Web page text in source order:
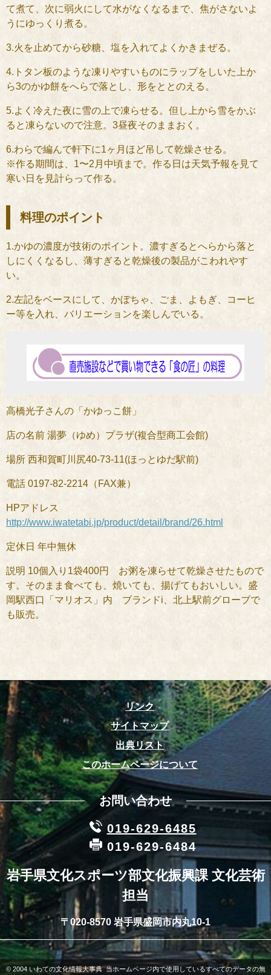
て煮て、次に弱火にして水がなくなるまで、焦がさないよ
うにゆっくり煮る。
3.火を止めてから砂糖、塩を入れてよくかきまぜる。
4.トタン板のような凍りやすいものにラップをしいた上か
ら3のかゆ餅をへらで落とし、形をととのえる。
5.よく冷えた夜に雪の上で凍らせる。但し上から雪をかぶ
ると凍らないので注意。3昼夜そのままおく。
6.わらで編んで軒下に1ヶ月ほど吊して乾燥させる。
※作る期間は、1〜2月中頃まで。作る日は天気予報を見て
寒い日を見計らって作る。
料理のポイント
1.かゆの濃度が技術のポイント。濃すぎるとへらから落と
しにくくなるし、薄すぎると乾燥後の製品がこわれやす
い。
2.左記をベースにして、かぼちゃ、ごま、よもぎ、コーヒ
ー等を入れ、バリエーションを楽しんでいる。
高橋光子さんの「かゆっこ餅」
店の名前 湯夢（ゆめ）プラザ(複合型商工会館)
場所 西和賀町川尻40-73-11(ほっとゆだ駅前)
電話 0197-82-2214（FAX兼）
HPアドレス
http://www.iwatetabi.jp/product/detail/brand/26.html
定休日 年中無休
説明 10個入り1袋400円 お粥を凍らせて乾燥させたもので
す。そのまま食べても、焼いても、揚げてもおいしい。盛
岡駅西口「マリオス」内 ブランドi、北上駅前グローブで
も販売。
リンク
サイトマップ
出典リスト
このホームページについて
お問い合わせ
019-629-6485
019-629-6484
岩手県文化スポーツ部文化振興課 文化芸術
担当
〒020-8570 岩手県盛岡市内丸10-1
© 2004 いわての文化情報大事典 当ホームページ内で使用しているすべてのデータの無